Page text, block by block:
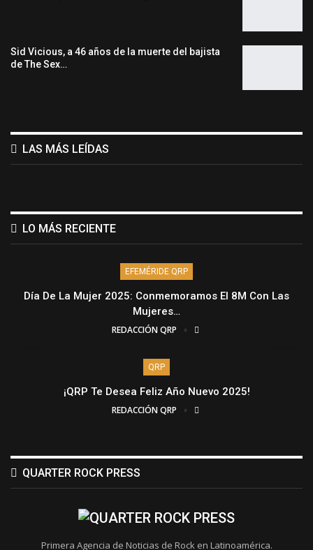
Sid Vicious, a 46 años de la muerte del bajista
de The Sex…
LAS MÁS LEÍDAS
LO MÁS RECIENTE
EFEMÉRIDE QRP
Día De La Mujer 2025: Conmemoramos El 8M Con Las
Mujeres…
REDACCIÓN QRP
QRP
¡QRP Te Desea Feliz Año Nuevo 2025!
REDACCIÓN QRP
QUARTER ROCK PRESS
Primera Agencia de Noticias de Rock en Latinoamérica.